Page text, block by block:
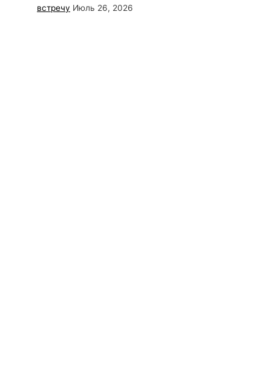
встречу Июль 26, 2026